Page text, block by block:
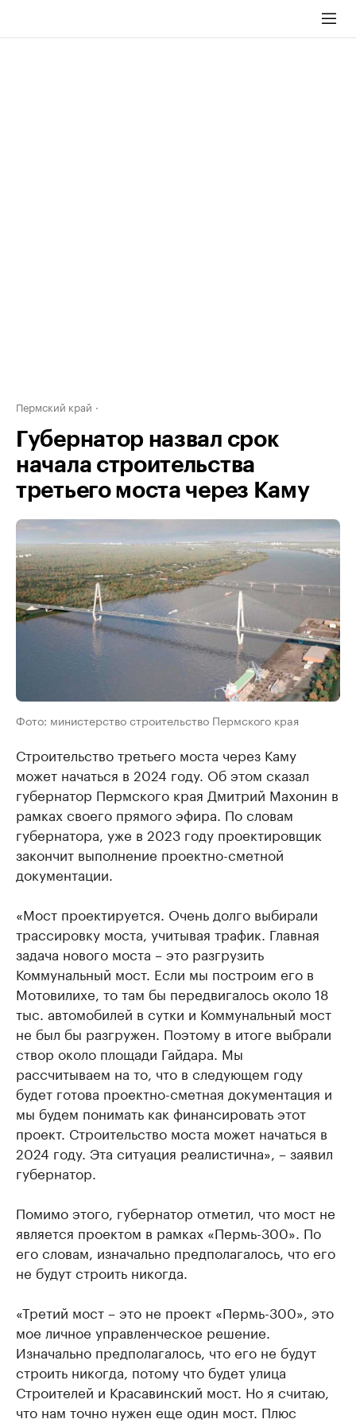
Пермский край
Губернатор назвал срок
начала строительства
третьего моста через Каму
Фото: министерство строительство Пермского края
Строительство третьего моста через Каму
может начаться в 2024 году. Об этом сказал
губернатор Пермского края Дмитрий Махонин в
рамках своего прямого эфира. По словам
губернатора, уже в 2023 году проектировщик
закончит выполнение проектно-сметной
документации.
«Мост проектируется. Очень долго выбирали
трассировку моста, учитывая трафик. Главная
задача нового моста – это разгрузить
Коммунальный мост. Если мы построим его в
Мотовилихе, то там бы передвигалось около 18
тыс. автомобилей в сутки и Коммунальный мост
не был бы разгружен. Поэтому в итоге выбрали
створ около площади Гайдара. Мы
рассчитываем на то, что в следующем году
будет готова проектно-сметная документация и
мы будем понимать как финансировать этот
проект. Строительство моста может начаться в
2024 году. Эта ситуация реалистична», – заявил
губернатор.
Помимо этого, губернатор отметил, что мост не
является проектом в рамках «Пермь-300». По
его словам, изначально предполагалось, что его
не будут строить никогда.
«Третий мост – это не проект «Пермь-300», это
мое личное управленческое решение.
Изначально предполагалось, что его не будут
строить никогда, потому что будет улица
Строителей и Красавинский мост. Но я считаю,
что нам точно нужен еще один мост. Плюс